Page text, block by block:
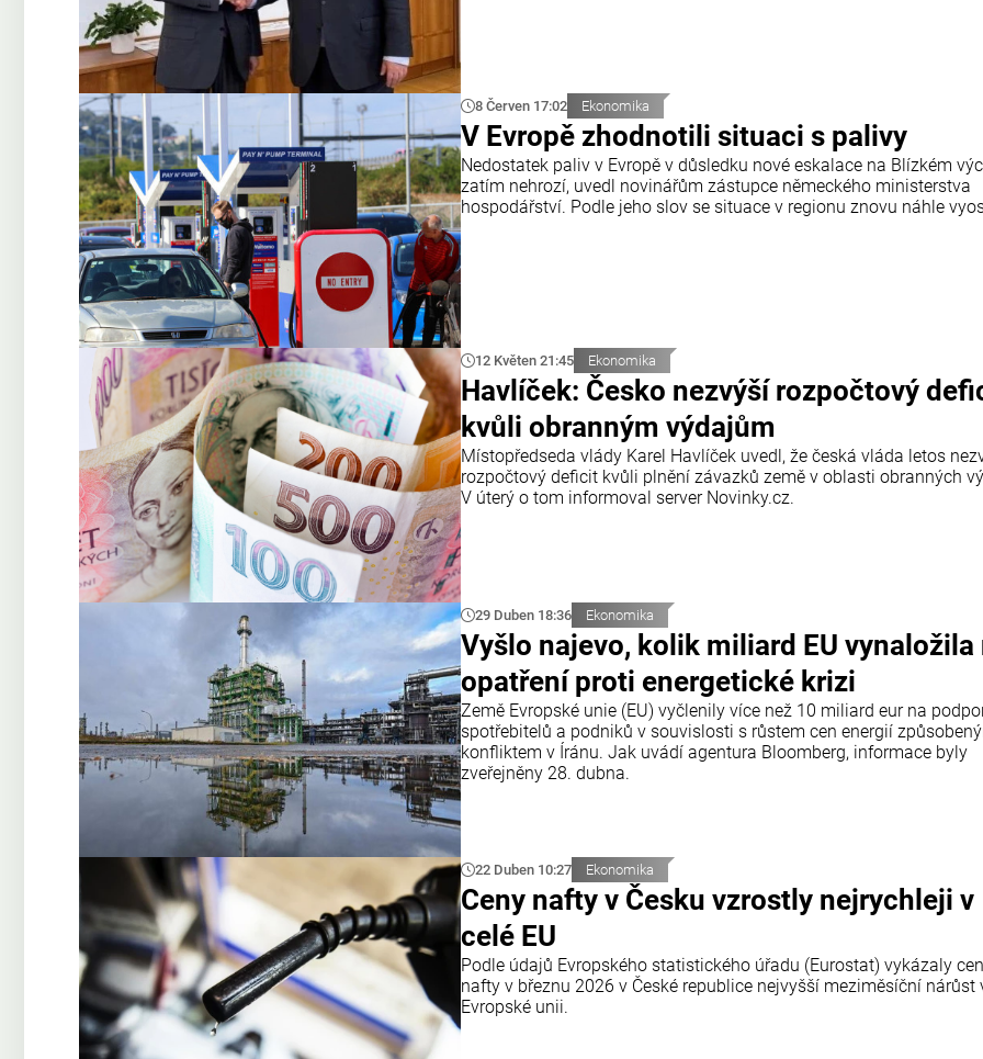
8 Červen 17:02 Ekonomika
V Evropě zhodnotili situaci s palivy
Nedostatek paliv v Evropě v důsledku nové eskalace na Blízkém
zatím nehrozí, uvedl novinářům zástupce německého ministerstva
hospodářství. Podle jeho slov se situace v regionu znovu náhle
12 Květen 21:45 Ekonomika
Havlíček: Česko nezvýší rozpočtový
kvůli obranným výdajům
Místopředseda vlády Karel Havlíček uvedl, že česká vláda letos
rozpočtový deficit kvůli plnění závazků země v oblasti obranných
V úterý o tom informoval server Novinky.cz.
29 Duben 18:36 Ekonomika
Vyšlo najevo, kolik miliard EU vynaložila
opatření proti energetické krizi
Země Evropské unie (EU) vyčlenily více než 10 miliard eur na
spotřebitelů a podniků v souvislosti s růstem cen energií
konfliktem v Íránu. Jak uvádí agentura Bloomberg, informace byly
zveřejněny 28. dubna.
22 Duben 10:27 Ekonomika
Ceny nafty v Česku vzrostly nejrychleji v
celé EU
Podle údajů Evropského statistického úřadu (Eurostat) vykázaly
nafty v březnu 2026 v České republice nejvyšší meziměsíční nárůst
Evropské unii.